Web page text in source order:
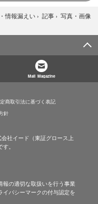
情報漏えい › 記事 › 写真・画像
Mail Magazine
商取引法に基づく表記
針
社イード（東証グロース上
。
報の適切な取扱いを行う事業
イバシーマークの付与認定を